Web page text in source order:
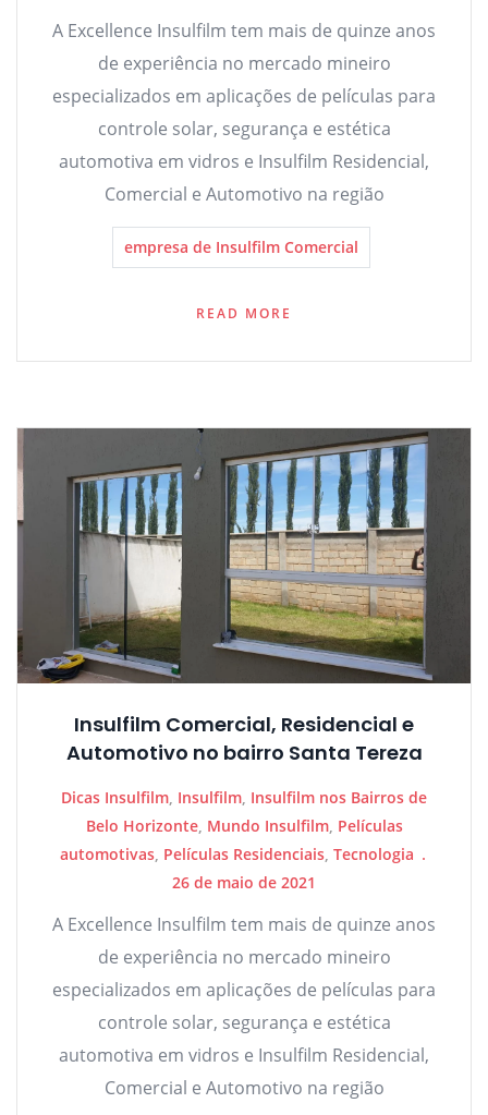
A Excellence Insulfilm tem mais de quinze anos
de experiência no mercado mineiro
especializados em aplicações de películas para
controle solar, segurança e estética
automotiva em vidros e Insulfilm Residencial,
Comercial e Automotivo na região
empresa de Insulfilm Comercial
READ MORE
Insulfilm Comercial, Residencial e
Automotivo no bairro Santa Tereza
Dicas Insulfilm, Insulfilm, Insulfilm nos Bairros de
Belo Horizonte, Mundo Insulfilm, Películas
automotivas, Películas Residenciais, Tecnologia
26 de maio de 2021
A Excellence Insulfilm tem mais de quinze anos
de experiência no mercado mineiro
especializados em aplicações de películas para
controle solar, segurança e estética
automotiva em vidros e Insulfilm Residencial,
Comercial e Automotivo na região